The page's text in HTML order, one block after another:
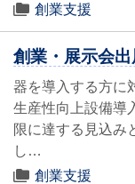
創業支援
創業・展示会
器を導入する方に
生産性向上設備導
限に達する見込み
し…
創業支援